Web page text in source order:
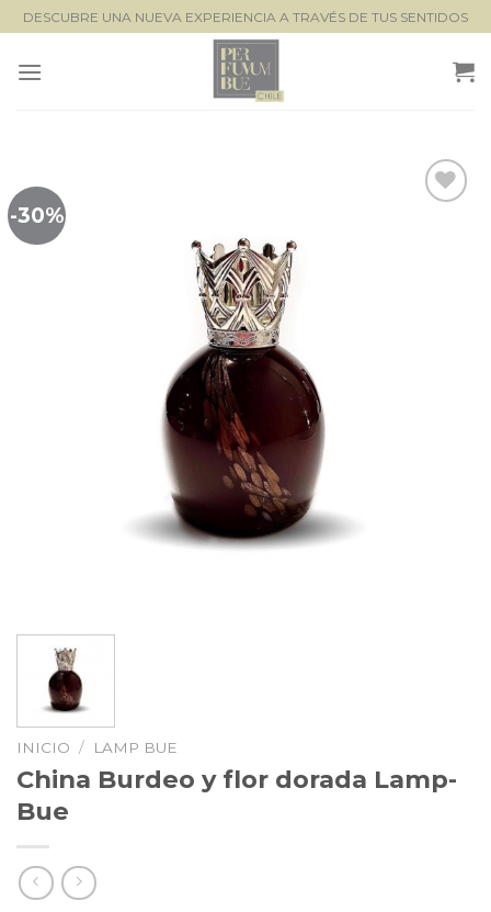
Saltar
al
contenido
DESCUBRE UNA NUEVA EXPERIENCIA A TRAVÉS DE TUS SENTIDOS
-30%
INICIO / LAMP BUE
China Burdeo y flor dorada Lamp-
Bue